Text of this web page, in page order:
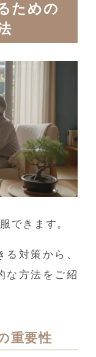
ための
できます。
対策から、
な方法をご紹
重要性